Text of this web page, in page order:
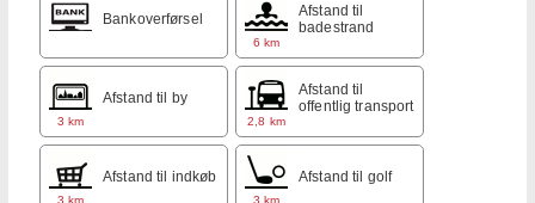
Bankoverførsel
6 km
Afstand til
badestrand
3 km
Afstand til by
2,8 km
Afstand til
offentlig transport
3 km
Afstand til indkøb
3 km
Afstand til golf